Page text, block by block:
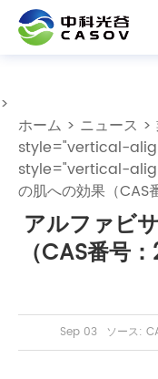
>
ホーム > ニュース >
style="vertical-
style="vertical-
の肌への効果（
アルファビ
（CAS番号
Sep 03 ソース: